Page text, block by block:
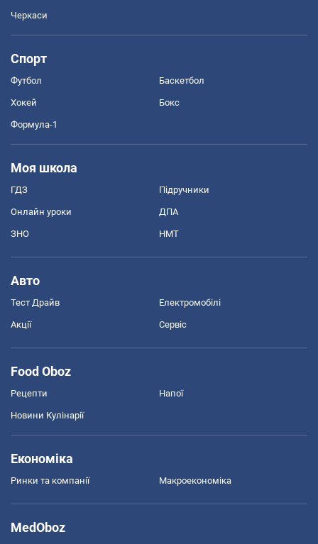
Черкаси
Спорт
Футбол Баскетбол
Хокей Бокс
Формула-1
Моя школа
ГДЗ Підручники
Онлайн уроки ДПА
ЗНО НМТ
Авто
Тест Драйв Електромобілі
Акції Сервіс
Food Oboz
Рецепти Напої
Новини Кулінарії
Економіка
Ринки та компанії Макроекономіка
MedOboz